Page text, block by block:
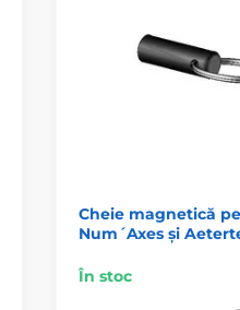
Cheie magnetică
Num´Axes și
În stoc